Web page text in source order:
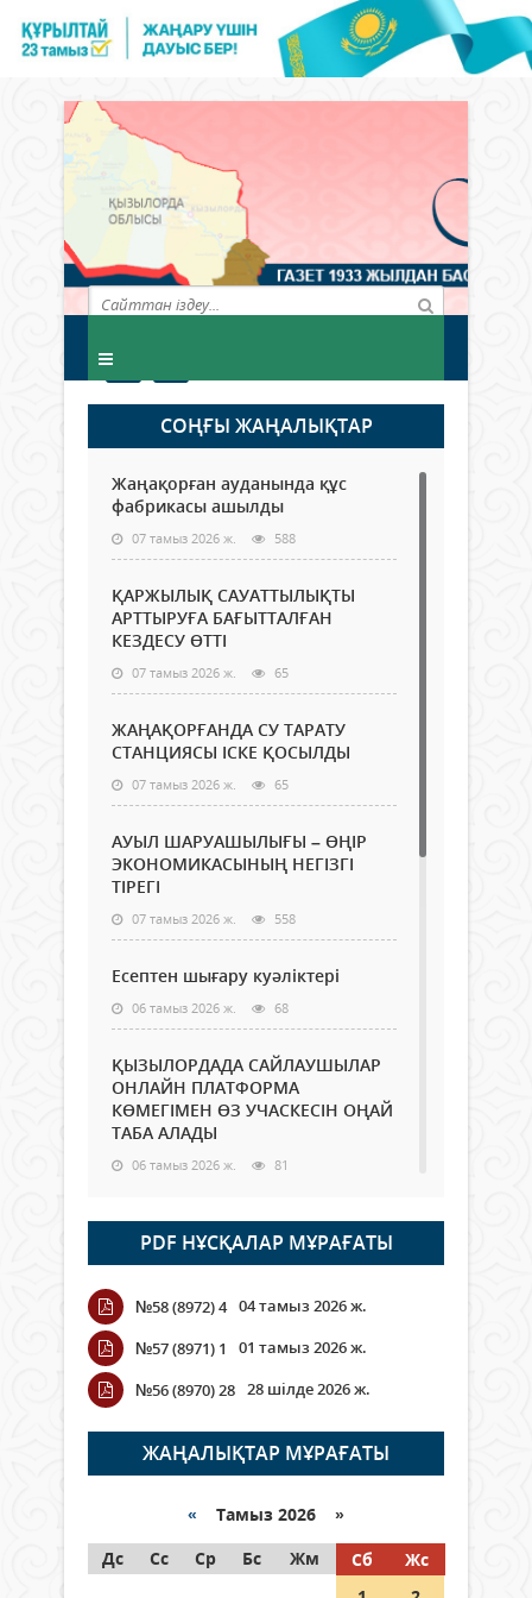
СОҢҒЫ ЖАҢАЛЫҚТАР
Жаңақорған ауданында құс
фабрикасы ашылды
07 тамыз 2026 ж. 588
ҚАРЖЫЛЫҚ САУАТТЫЛЫҚТЫ
АРТТЫРУҒА БАҒЫТТАЛҒАН
КЕЗДЕСУ ӨТТІ
07 тамыз 2026 ж. 65
ЖАҢАҚОРҒАНДА СУ ТАРАТУ
СТАНЦИЯСЫ ІСКЕ ҚОСЫЛДЫ
07 тамыз 2026 ж. 65
АУЫЛ ШАРУАШЫЛЫҒЫ – ӨҢІР
ЭКОНОМИКАСЫНЫҢ НЕГІЗГІ
ТІРЕГІ
07 тамыз 2026 ж. 558
Есептен шығару куәліктері
06 тамыз 2026 ж. 68
ҚЫЗЫЛОРДАДА САЙЛАУШЫЛАР
ОНЛАЙН ПЛАТФОРМА
КӨМЕГІМЕН ӨЗ УЧАСКЕСІН ОҢАЙ
ТАБА АЛАДЫ
06 тамыз 2026 ж. 81
Open Air: Қызылорда облысы
полиция департаменті 20
мыңнан астам көрерменнің
қауіпсіздігін қамтамасыз етті
06 тамыз 2026 ж.
Wi-Fi ҚАБЫРҒА АРҚЫЛЫ ҚАЛАЙ
ӨТЕДІ?
06 тамыз 2026 ж. 257
граждане Казахстана,
05 тамыз 2026 ж. 139
PDF НҰСҚАЛАР МҰРАҒАТЫ
№58 (8972) 4 04 тамыз 2026 ж.
№57 (8971) 1
01 тамыз 2026 ж.
№56 (8970) 28 28 шілде 2026 ж.
ЖАҢАЛЫҚТАР МҰРАҒАТЫ
« Тамыз 2026 »
Дс
Сс Ср Бс Жм Сб
Жс